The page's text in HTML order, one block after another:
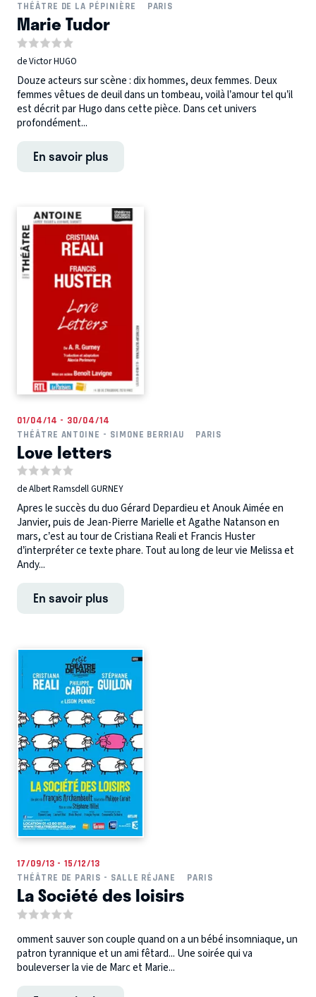
THÉÂTRE DE LA PÉPINIÈRE
PARIS
Marie Tudor
de Victor HUGO
Douze acteurs sur scène : dix hommes, deux femmes. Deux
femmes vêtues de deuil dans un tombeau, voilà l’amour tel qu’il
est décrit par Hugo dans cette pièce. Dans cet univers
profondément...
En savoir plus
01/04/14 - 30/04/14
THÉÂTRE ANTOINE - SIMONE BERRIAU
PARIS
Love letters
de Albert Ramsdell GURNEY
Apres le succès du duo Gérard Depardieu et Anouk Aimée en
Janvier, puis de Jean-Pierre Marielle et Agathe Natanson en
mars, c’est au tour de Cristiana Reali et Francis Huster
d’interpréter ce texte phare. Tout au long de leur vie Melissa et
Andy...
En savoir plus
17/09/13 - 15/12/13
THÉÂTRE DE PARIS - SALLE RÉJANE
PARIS
La Société des loisirs
omment sauver son couple quand on a un bébé insomniaque, un
patron tyrannique et un ami fêtard... Une soirée qui va
bouleverser la vie de Marc et Marie...